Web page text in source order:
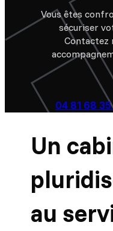
Vous êtes
sécuriser
Contactez
04 81 68
Un
au